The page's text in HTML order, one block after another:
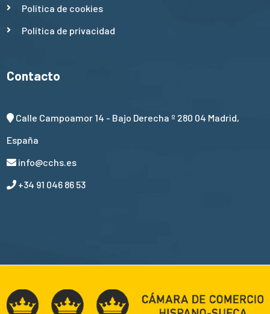
Política de cookies
Política de privacidad
Contacto
Calle Campoamor 14 - Bajo Derecha º 280 04 Madrid,
España
info@cchs.es
+34 91 046 86 53